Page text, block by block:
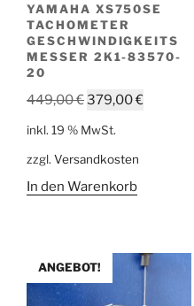
YAMAHA XS750SE
TACHOMETER
GESCHWINDIGKEITS
MESSER 2K1-83570-
20
449,00€Ursprünglicher
449,00 €
379,00€Aktueller
inkl. 19 % MwSt.
zzgl. Versandkosten
In den Warenkorb
ANGEBOT!